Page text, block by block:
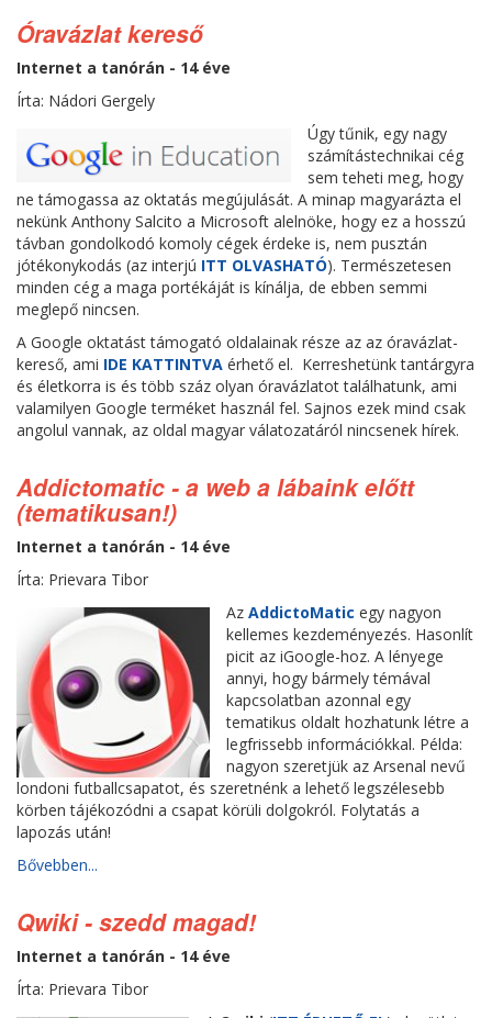
Óravázlat kereső
Internet a tanórán - 14 éve
Írta: Nádori Gergely
Úgy tűnik, egy nagy
számítástechnikai cég
sem teheti meg, hogy
ne támogassa az oktatás megújulását. A minap magyarázta el
nekünk Anthony Salcito a Microsoft alelnöke, hogy ez a hosszú
távban gondolkodó komoly cégek érdeke is, nem pusztán
jótékonykodás (az interjú ITT OLVASHATÓ). Természetesen
minden cég a maga portékáját is kínálja, de ebben semmi
meglepő nincsen.
A Google oktatást támogató oldalainak része az az óravázlat-
kereső, ami IDE KATTINTVA érhető el. Kerreshetünk tantárgyra
és életkorra is és több száz olyan óravázlatot találhatunk, ami
valamilyen Google terméket használ fel. Sajnos ezek mind csak
angolul vannak, az oldal magyar válatozatáról nincsenek hírek.
Addictomatic - a web a lábaink előtt
(tematikusan!)
Internet a tanórán - 14 éve
Írta: Prievara Tibor
AzAddictoMaticegy nagyon
kellemes kezdeményezés. Hasonlít
picit az iGoogle-hoz. A lényege
annyi, hogy bármely témával
kapcsolatban azonnal egy
tematikus oldalt hozhatunk létre a
legfrissebb információkkal. Példa:
nagyon szeretjük az Arsenal nevű
londoni futballcsapatot, és szeretnénk a lehető legszélesebb
körben tájékozódni a csapat körüli dolgokról. Folytatás a
lapozás után!
Bővebben...
Qwiki - szedd magad!
Internet a tanórán - 14 éve
Írta: Prievara Tibor